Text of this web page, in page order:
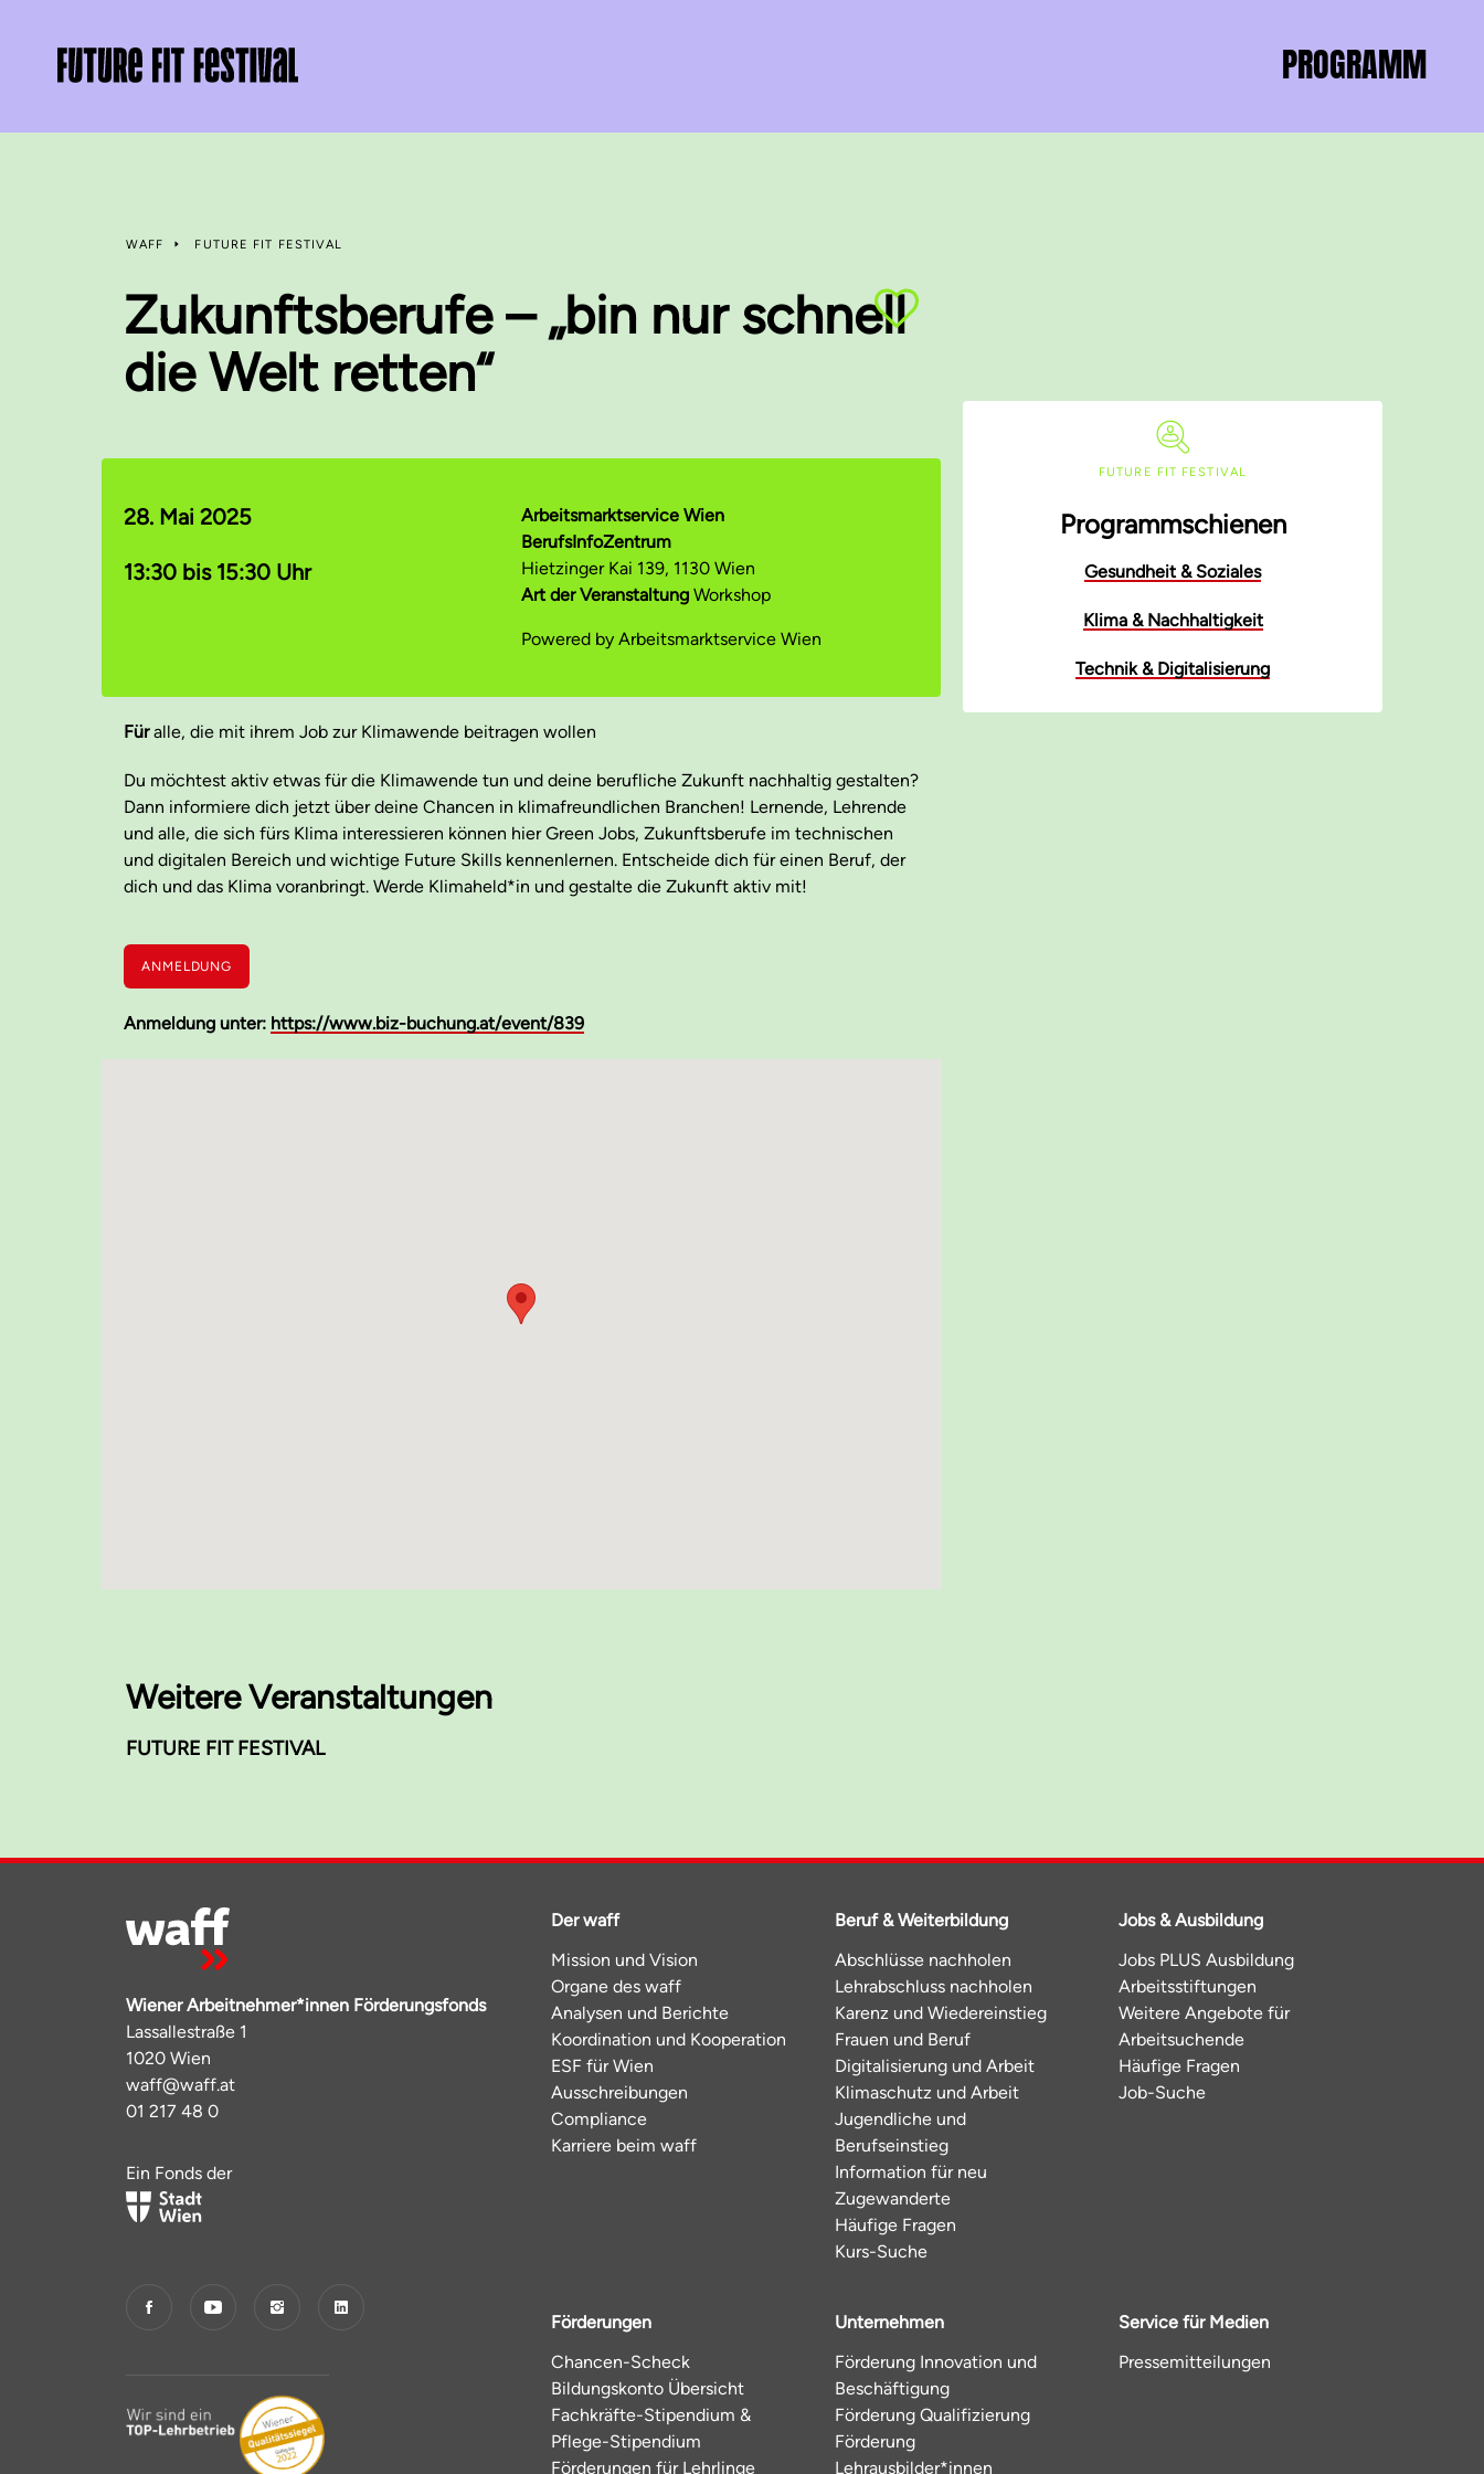
PROGRAMM
WAFF FUTURE FIT FESTIVAL
Zukunftsberufe – „bin nur schnell
die Welt retten“
28. Mai 2025
13:30 bis 15:30 Uhr
Arbeitsmarktservice Wien
BerufsInfoZentrum
Hietzinger Kai 139, 1130 Wien
Art der Veranstaltung Workshop
Powered by Arbeitsmarktservice Wien
Füralle, die mit ihrem Job zur Klimawende beitragen wollen
Du möchtest aktiv etwas für die Klimawende tun und deine berufliche Zukunft nachhaltig gestalten?
Dann informiere dich jetzt über deine Chancen in klimafreundlichen Branchen! Lernende, Lehrende
und alle, die sich fürs Klima interessieren können hier Green Jobs, Zukunftsberufe im technischen
und digitalen Bereich und wichtige Future Skills kennenlernen. Entscheide dich für einen Beruf, der
dich und das Klima voranbringt. Werde Klimaheld*in und gestalte die Zukunft aktiv mit!
ANMELDUNG
Anmeldung unter: https://www.biz-buchung.at/event/839
FUTURE FIT FESTIVAL
Programmschienen
Gesundheit & Soziales
Klima & Nachhaltigkeit
Technik & Digitalisierung
Weitere Veranstaltungen
FUTURE FIT FESTIVAL
Wiener Arbeitnehmer*innen Förderungsfonds
Lassallestraße 1
1020 Wien
waff@waff.at
01 217 48 0
Ein Fonds der
Der waff
Mission und Vision
Organe des waff
Analysen und Berichte
Koordination und Kooperation
ESF für Wien
Ausschreibungen
Compliance
Karriere beim waff
Beruf & Weiterbildung
Abschlüsse nachholen
Lehrabschluss nachholen
Karenz und Wiedereinstieg
Frauen und Beruf
Digitalisierung und Arbeit
Klimaschutz und Arbeit
Jugendliche und
Berufseinstieg
Information für neu
Zugewanderte
Häufige Fragen
Kurs-Suche
Jobs & Ausbildung
Jobs PLUS Ausbildung
Arbeitsstiftungen
Weitere Angebote für
Arbeitsuchende
Häufige Fragen
Job-Suche
Förderungen
Chancen-Scheck
Bildungskonto Übersicht
Fachkräfte-Stipendium &
Pflege-Stipendium
Förderungen für Lehrlinge
Unternehmen
Förderung Innovation und
Beschäftigung
Förderung Qualifizierung
Förderung
Lehrausbilder*innen
Service für Medien
Pressemitteilungen